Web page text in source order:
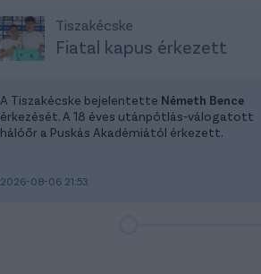
Tiszakécske
Fiatal kapus érkezett
A Tiszakécske bejelentette Németh Bence
érkezését. A 18 éves utánpótlás-válogatott
hálóőr a Puskás Akadémiától érkezett.
2026-08-06 21:53